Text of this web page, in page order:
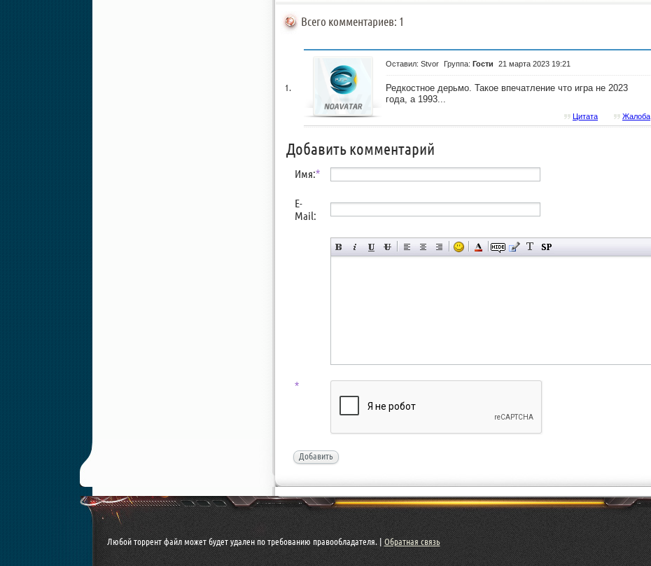
Всего комментариев: 1
Оставил: Stvor Группа: Гости 21 марта 2023 19:21
Редкостное дерьмо. Такое впечатление что игра не 2023
года, а 1993...
Жалоба
Цитата
Добавить комментарий
Имя:*
E-
Mail:
*
Добавить
Любой торрент файл может будет удален по требованию правообладателя. |Обратная связь